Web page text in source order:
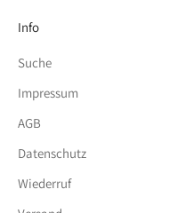
Info
Suche
Impressum
AGB
Datenschutz
Wiederruf